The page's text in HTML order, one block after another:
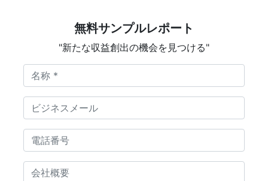
無料サンプルレポート
"新たな収益創出の機会を見つける"